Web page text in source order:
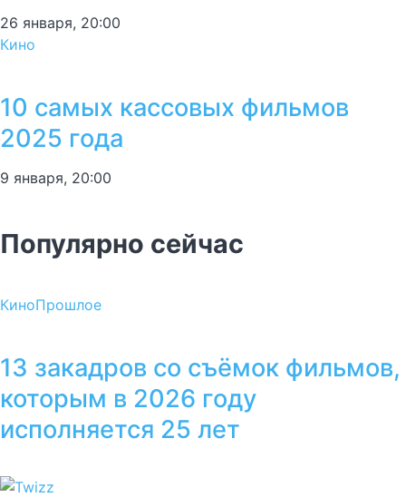
26 января, 20:00
Кино
10 самых кассовых фильмов
2025 года
9 января, 20:00
Популярно сейчас
КиноПрошлое
13 закадров со съёмок фильмов,
которым в 2026 году
исполняется 25 лет